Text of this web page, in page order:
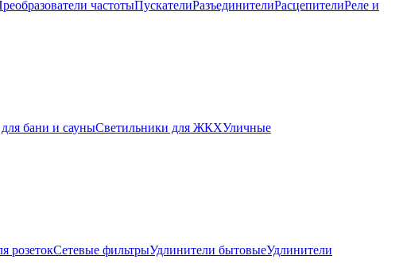
частотыПускателиРазъединителиРасцепителиРеле и
бани и сауныСветильники для ЖКХУличные
розетокСетевые фильтрыУдлинители бытовыеУдлинители